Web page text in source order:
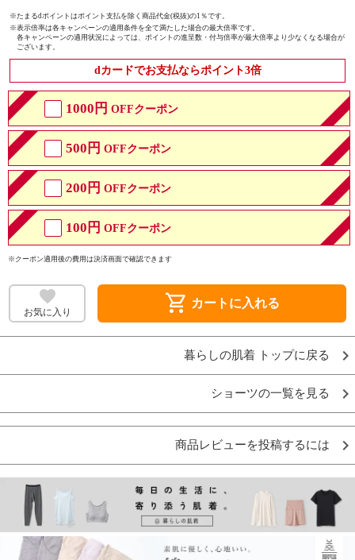
※たまるdポイントはポイント支払を除く商品代金(税抜)の1％です。
※表示倍率は各キャンペーンの適用条件を全て満たした場合の最大倍率です。
各キャンペーンの適用状況によっては、ポイントの進呈数・付与倍率が最大倍率より少なくなる場合が
ございます。
dカードでお支払ならポイント3倍
1000円 OFFクーポン
500円 OFFクーポン
200円 OFFクーポン
100円 OFFクーポン
※クーポン適用後の費用は決済画面で確認できます
お気に入り shopping_cart カートに入れる
暮らしの肌着 トップに戻る
ショーツの一覧を見る
商品レビューを投稿するには